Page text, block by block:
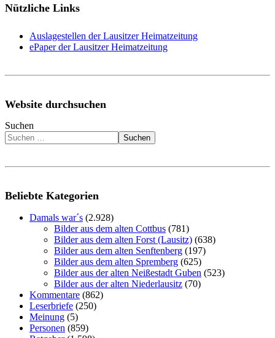
Nützliche Links
Auslagestellen der Lausitzer Heimatzeitung
ePaper der Lausitzer Heimatzeitung
Website durchsuchen
Suchen
Suchen
Beliebte Kategorien
Damals war´s (2.928)
Bilder aus dem alten Cottbus (781)
Bilder aus dem alten Forst (Lausitz) (638)
Bilder aus dem alten Senftenberg (197)
Bilder aus dem alten Spremberg (625)
Bilder aus der alten Neißestadt Guben (523)
Bilder aus der alten Niederlausitz (70)
Kommentare (862)
Leserbriefe (250)
Meinung (5)
Personen (859)